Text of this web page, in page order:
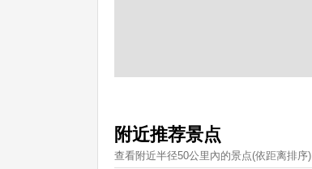
附近推荐景点
查看附近半径50公里內的景点(依距离排序)